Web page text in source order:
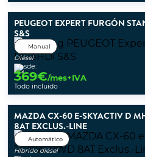
PEUGEOT EXPERT FURGÓN
S&S
Manual
Diésel
Desde:
369€/mes+IVA
Todo incluido
MAZDA CX-60 E-SKYACTIV D
8AT EXCLUS.-LINE
Automático
Híbrido diésel